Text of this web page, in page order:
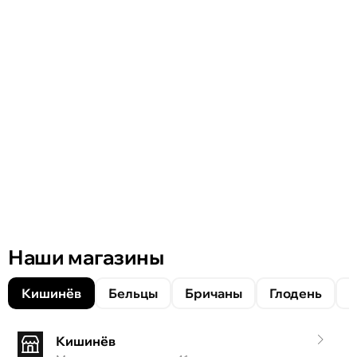
Наши магазины
Кишинёв Бельцы Бричаны Глодень
Кишинёв